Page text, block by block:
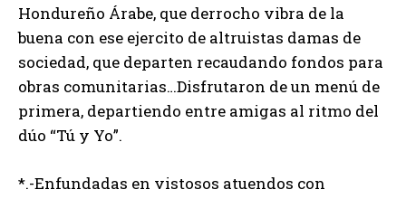
Hondureño Árabe, que derrocho vibra de la
buena con ese ejercito de altruistas damas de
sociedad, que departen recaudando fondos para
obras comunitarias…Disfrutaron de un menú de
primera, departiendo entre amigas al ritmo del
dúo “Tú y Yo”.
*.-Enfundadas en vistosos atuendos con